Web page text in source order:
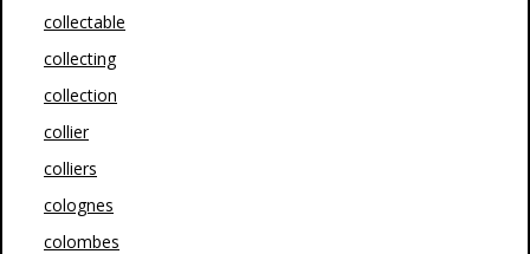
collectable
collecting
collection
collier
colliers
colognes
colombes